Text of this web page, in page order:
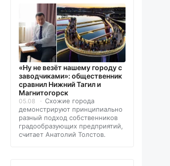
«Ну не везёт нашему городу с
заводчиками»: общественник
сравнил Нижний Тагил и
Магнитогорск
05.08
Схожие города
демонстрируют принципиально
разный подход собственников
градообразующих предприятий,
считает Анатолий Толстов.